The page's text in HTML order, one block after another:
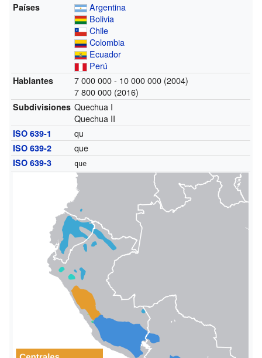
Países
Argentina
Bolivia
Chile
Colombia
Ecuador
Perú
Hablantes
7 000 000 - 10 000 000 (2004)
7 800 000 (2016)
Subdivisiones Quechua I
Quechua II
ISO 639-1 qu
ISO 639-2 que
ISO 639-3 que